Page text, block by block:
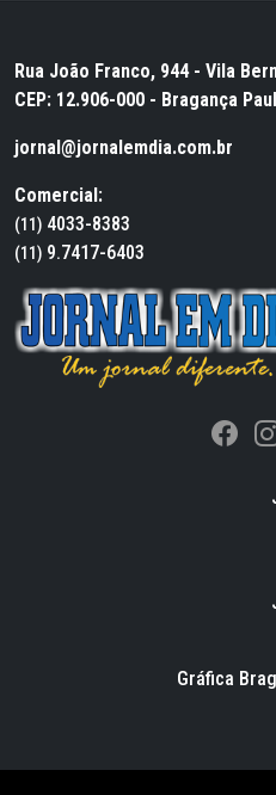
Rua João Franco, 944 - Vila
CEP: 12.906-000 - Bragança
jornal@jornalemdia.com.br
Comercial:
(11) 4033-8383
(11) 9.7417-6403
Gráfica